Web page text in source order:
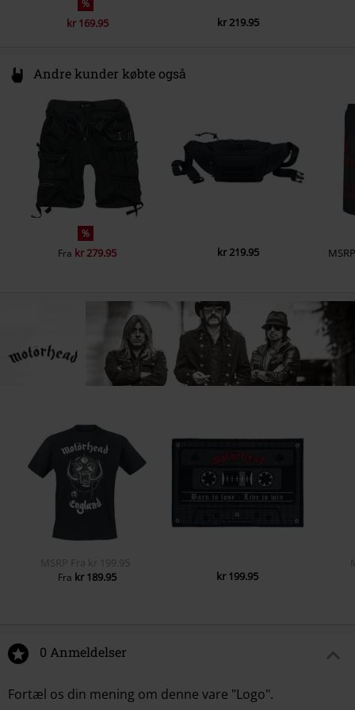
%
kr 169.95 kr 219.95
Andre kunder købte også
%
Fra kr 279.95 kr 219.95
MSRP Fra kr 199.95
Fra kr 189.95 kr 199.95
0 Anmeldelser
Fortæl os din mening om denne vare "Logo".